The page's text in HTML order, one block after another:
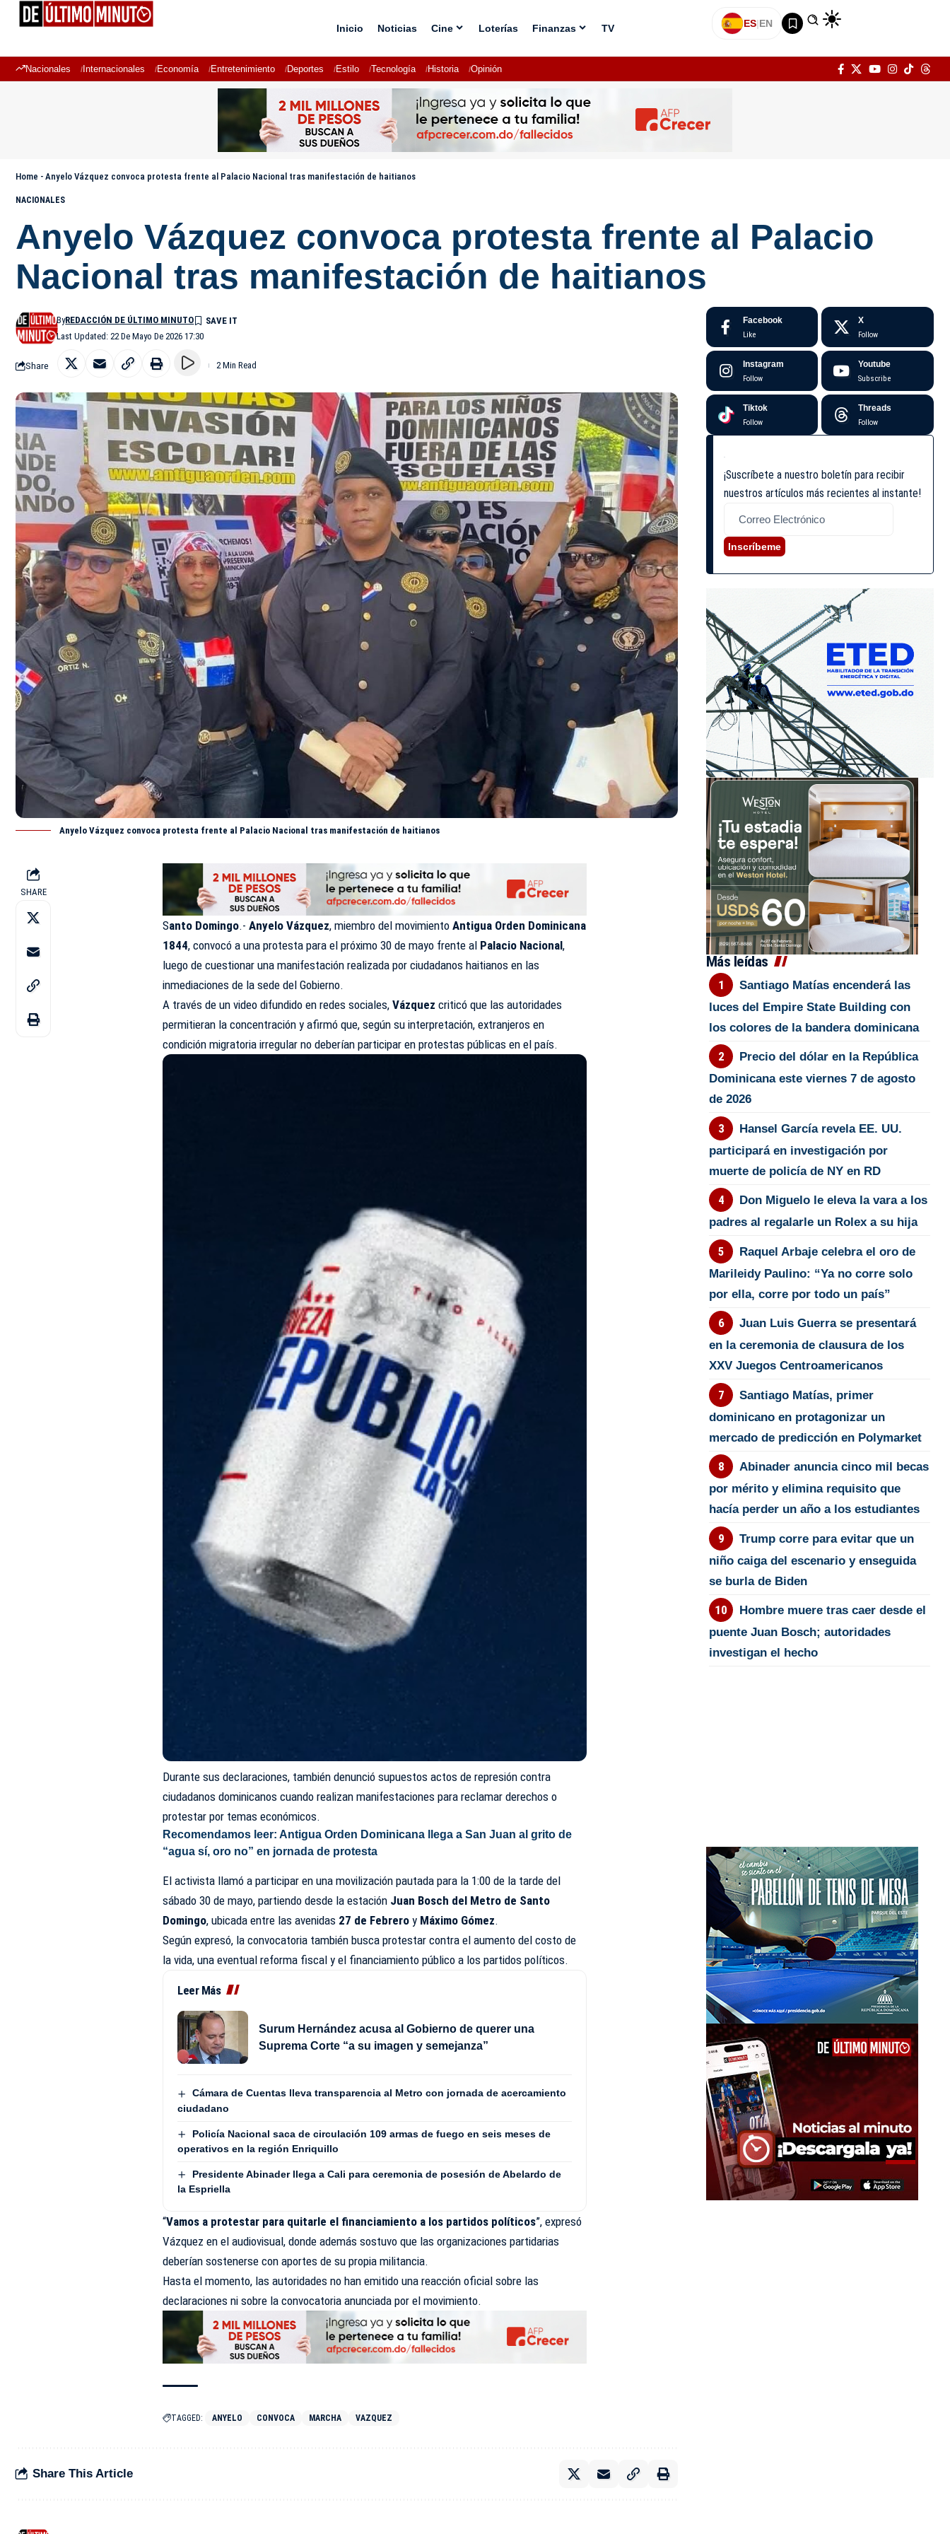
Inicio Noticias Cine Loterías Finanzas TV ES|EN
Nacionales Internacionales Economía Entretenimiento Deportes Estilo Tecnología Historia Opinión
Home - Anyelo Vázquez convoca protesta frente al Palacio Nacional tras manifestación de haitianos
NACIONALES
Anyelo Vázquez convoca protesta frente al Palacio
Nacional tras manifestación de haitianos
Last Updated: 22 De Mayo De 2026 17:30
ByREDACCIÓN DE ÚLTIMO MINUTO
Share 2 Min Read
Anyelo Vázquez convoca protesta frente al Palacio Nacional tras manifestación de haitianos
SHARE
Santo Domingo.-Anyelo Vázquez, miembro del movimientoAntigua Orden Dominicana
1844, convocó a una protesta para el próximo 30 de mayo frente al Palacio Nacional,
luego de cuestionar una manifestación realizada por ciudadanos haitianos en las
inmediaciones de la sede del Gobierno.
A través de un video difundido en redes sociales,Vázquezcriticó que las autoridades
permitieran la concentración y afirmó que, según su interpretación, extranjeros en
condición migratoria irregular no deberían participar en protestas públicas en el país.
Durante sus declaraciones, también denunció supuestos actos de represión contra
ciudadanos dominicanos cuando realizan manifestaciones para reclamar derechos o
protestar por temas económicos.
Recomendamos leer:Antigua Orden Dominicana llega a San Juan al grito de
“agua sí, oro no” en jornada de protesta
El activista llamó a participar en una movilización pautada para la 1:00 de la tarde del
sábado 30 de mayo, partiendo desde la estación Juan Bosch del Metro de Santo
Domingo, ubicada entre las avenidas 27 de Febrero y Máximo Gómez.
Según expresó, la convocatoria también busca protestar contra el aumento del costo de
la vida, una eventual reforma fiscal y el financiamiento público a los partidos políticos.
Leer Más
Surum Hernández acusa al Gobierno de querer una
Suprema Corte “a su imagen y semejanza”
Cámara de Cuentas lleva transparencia al Metro con jornada de acercamiento
ciudadano
Policía Nacional saca de circulación 109 armas de fuego en seis meses de
operativos en la región Enriquillo
Presidente Abinader llega a Cali para ceremonia de posesión de Abelardo de
la Espriella
“Vamos a protestar para quitarle el financiamiento a los partidos políticos”, expresó
Vázquez en el audiovisual, donde además sostuvo que las organizaciones partidarias
deberían sostenerse con aportes de su propia militancia.
Hasta el momento, las autoridades no han emitido una reacción oficial sobre las
declaraciones ni sobre la convocatoria anunciada por el movimiento.
TAGGED: ANYELO CONVOCA MARCHA VAZQUEZ
Share This Article
Facebook
Like
X
Follow
Instagram
Follow
Youtube
Subscribe
Tiktok
Follow
Threads
Follow
¡Suscríbete a nuestro boletín para recibir
nuestros artículos más recientes al instante!
Inscríbeme
Más leídas
Santiago Matías encenderá las
luces del Empire State Building con
los colores de la bandera dominicana
Precio del dólar en la República
Dominicana este viernes 7 de agosto
de 2026
Hansel García revela EE. UU.
participará en investigación por
muerte de policía de NY en RD
Don Miguelo le eleva la vara a los
padres al regalarle un Rolex a su hija
Raquel Arbaje celebra el oro de
Marileidy Paulino: “Ya no corre solo
por ella, corre por todo un país”
Juan Luis Guerra se presentará
en la ceremonia de clausura de los
XXV Juegos Centroamericanos
Santiago Matías, primer
dominicano en protagonizar un
mercado de predicción en Polymarket
Abinader anuncia cinco mil becas
por mérito y elimina requisito que
hacía perder un año a los estudiantes
Trump corre para evitar que un
niño caiga del escenario y enseguida
se burla de Biden
Hombre muere tras caer desde el
puente Juan Bosch; autoridades
investigan el hecho